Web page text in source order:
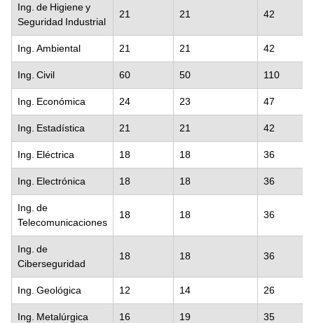
Ing. de Higiene y
Seguridad Industrial
21 21 42
Ing. Ambiental 21 21 42
Ing. Civil 60 50 110
Ing. Económica 24 23 47
Ing. Estadística 21 21 42
Ing. Eléctrica 18 18 36
Ing. Electrónica 18 18 36
Ing. de
Telecomunicaciones
18 18 36
Ing. de
Ciberseguridad
18 18 36
Ing. Geológica 12 14 26
Ing. Metalúrgica 16 19 35